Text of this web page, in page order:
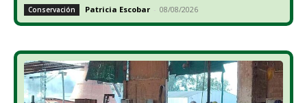
Conservación Patricia Escobar - 08/08/2026